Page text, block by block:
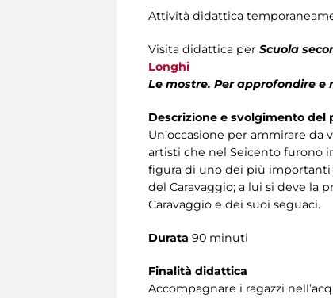
Attività didattica
Visita didattica per Scuola
Longhi
Le mostre. Per approfondire e
Descrizione e svolgimento del
Un’occasione per ammirare
artisti che nel Seicento furono
figura di uno dei più importanti
del Caravaggio; a lui si deve la
Caravaggio e dei suoi seguaci.
Durata 90 minuti
Finalità didattica
Accompagnare i ragazzi